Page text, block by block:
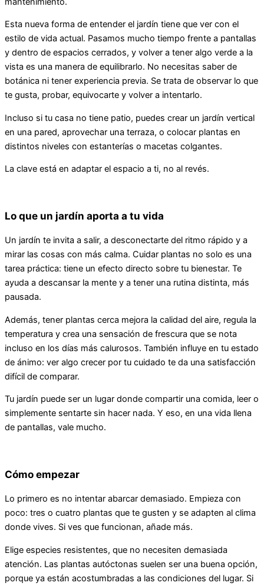
Esta nueva forma de entender el jardín tiene que ver con el
estilo de vida actual. Pasamos mucho tiempo frente a pantallas
y dentro de espacios cerrados, y volver a tener algo verde a la
vista es una manera de equilibrarlo. No necesitas saber de
botánica ni tener experiencia previa. Se trata de observar lo que
te gusta, probar, equivocarte y volver a intentarlo.
Incluso si tu casa no tiene patio, puedes crear un jardín vertical
en una pared, aprovechar una terraza, o colocar plantas en
distintos niveles con estanterías o macetas colgantes.
La clave está en adaptar el espacio a ti, no al revés.
Lo que un jardín aporta a tu vida
Un jardín te invita a salir, a desconectarte del ritmo rápido y a
mirar las cosas con más calma. Cuidar plantas no solo es una
tarea práctica: tiene un efecto directo sobre tu bienestar. Te
ayuda a descansar la mente y a tener una rutina distinta, más
pausada.
Además, tener plantas cerca mejora la calidad del aire, regula la
temperatura y crea una sensación de frescura que se nota
incluso en los días más calurosos. También influye en tu estado
de ánimo: ver algo crecer por tu cuidado te da una satisfacción
difícil de comparar.
Tu jardín puede ser un lugar donde compartir una comida, leer o
simplemente sentarte sin hacer nada. Y eso, en una vida llena
de pantallas, vale mucho.
Cómo empezar
Lo primero es no intentar abarcar demasiado. Empieza con
poco: tres o cuatro plantas que te gusten y se adapten al clima
donde vives. Si ves que funcionan, añade más.
Elige especies resistentes, que no necesiten demasiada
atención. Las plantas autóctonas suelen ser una buena opción,
porque ya están acostumbradas a las condiciones del lugar. Si